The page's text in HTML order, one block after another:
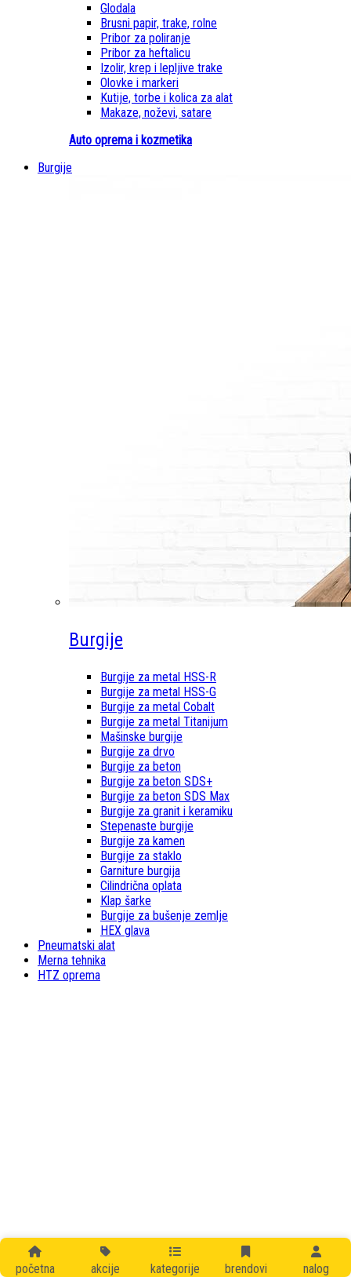
početna akcije kategorije brendovi nalog
Glodala
Brusni papir, trake, rolne
Pribor za poliranje
Pribor za heftalicu
Izolir, krep i lepljive trake
Olovke i markeri
Kutije, torbe i kolica za alat
Makaze, noževi, satare
Auto oprema i kozmetika
Burgije
Burgije
Burgije za metal HSS-R
Burgije za metal HSS-G
Burgije za metal Cobalt
Burgije za metal Titanijum
Mašinske burgije
Burgije za drvo
Burgije za beton
Burgije za beton SDS+
Burgije za beton SDS Max
Burgije za granit i keramiku
Stepenaste burgije
Burgije za kamen
Burgije za staklo
Garniture burgija
Cilindrična oplata
Klap šarke
Burgije za bušenje zemlje
HEX glava
Pneumatski alat
Merna tehnika
HTZ oprema